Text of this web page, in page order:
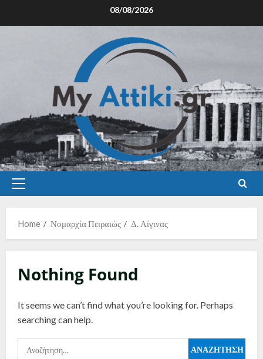
08/08/2026
Home Νομαρχία Πειραιώς Δ. Αίγινας
Nothing Found
It seems we can’t find what you’re looking for. Perhaps
searching can help.